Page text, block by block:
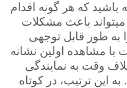
باشید که هر گونه اقدام
باعث مشکلات
به طور قابل توجهی
با مشاهده اولین نشانه
وقت به نمایندگی
این ترتیب، در کوتاه